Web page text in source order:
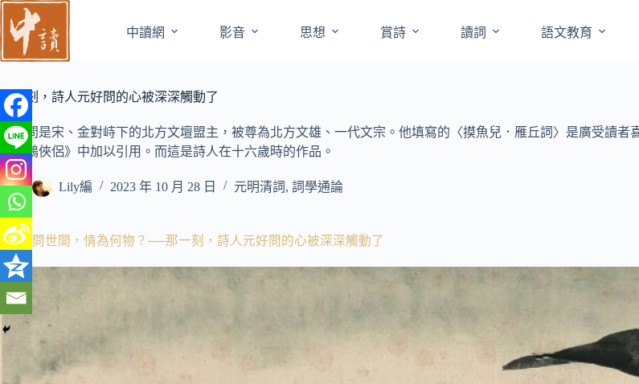
跳
至
主
內
容
中讀網 影音 思想 賞詩 讀詞 語文教育
那一刻，詩人元好問的心被深深觸動了
元好問是宋、金對峙下的北方文壇盟主，被尊為北方文雄、一代文宗。他填寫的〈摸魚兒．雁丘詞〉是廣受讀
《神鵰俠侶》中加以引用。而這是詩人在十六歲時的作品。
Lily編 2023 年 10 月 28 日 元明清詞 , 詞學通論
影片: 問世間，情為何物？──那一刻，詩人元好問的心被深深觸動了